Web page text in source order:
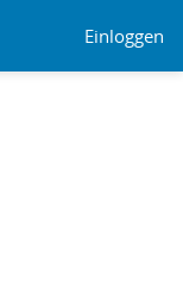
Einloggen